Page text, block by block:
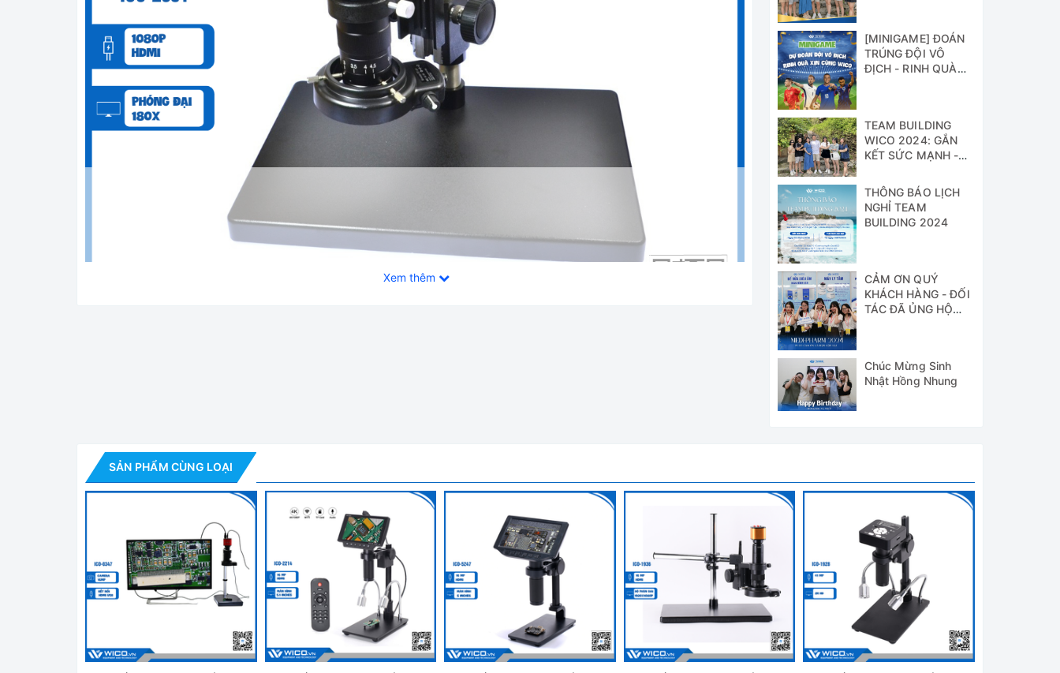
Ngõ ra: HDMI 1080P
Máy ghi video: thẻ SD
Cảm biến: 1920x1080 FULL HD Panasonic 1 / 2,86 inch
Kích thước pixel: 2,75x2,75um
Tốc độ cao: có thể lên đến 60FPS
Cung cấp: cổng ra HDMI và USB.
Tốc độ khung hình: 29fps (Đầu ra USB)
Xem thêm
[MINIGAME] ĐOÁN
TRÚNG ĐỘI VÔ
ĐỊCH - RINH QUÀ
TEAM BUILDING
WICO 2024: GẮN
KẾT SỨC MẠNH -
THÀNH CÔNG
THÔNG BÁO LỊCH
NGHỈ TEAM
BUILDING 2024
CẢM ƠN QUÝ
KHÁCH HÀNG - ĐỐI
TÁC ĐÃ ỦNG HỘ
Chúc Mừng Sinh
Nhật Hồng Nhung
SẢN PHẨM CÙNG LOẠI